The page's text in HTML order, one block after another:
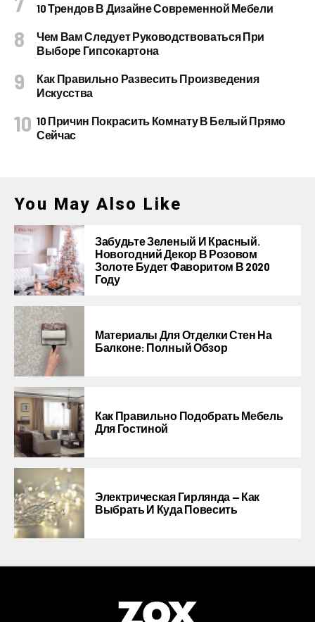
10 Трендов В Дизайне Современной Мебели
Чем Вам Следует Руководствоваться При
Выборе Гипсокартона
Как Правильно Развесить Произведения
Искусства
10 Причин Покрасить Комнату В Белый Прямо
Сейчас
You May Also Like
Забудьте Зеленый И Красный.
Новогодний Декор В Розовом
Золоте Будет Фаворитом В 2020
Году
Материалы Для Отделки Стен На
Балконе: Полный Обзор
Как Правильно Подобрать Мебель
Для Гостиной
Электрическая Гирлянда — Как
Выбрать И Куда Повесить